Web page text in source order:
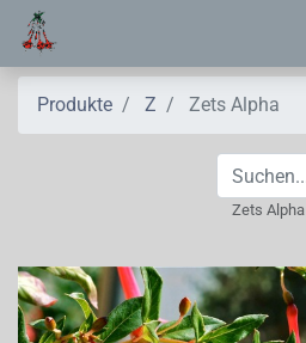
Produkte Z Zets Alpha
Zets Alpha